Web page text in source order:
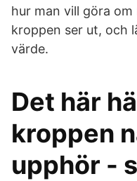
hur man vill göra
kroppen ser ut, och
värde.
Det här
kroppen
upphör -